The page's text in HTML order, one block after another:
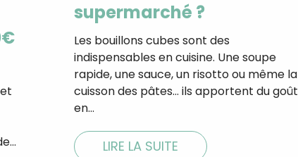
supermarché ?
Les bouillons cubes sont des
indispensables en cuisine. Une soupe
rapide, une sauce, un risotto ou même la
cuisson des pâtes… ils apportent du goût
en…
LIRE LA SUITE